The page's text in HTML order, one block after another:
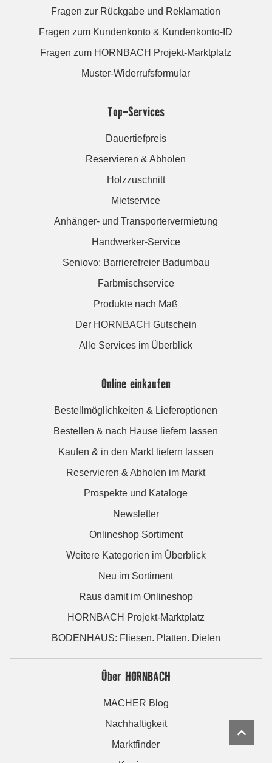
Fragen zur Rückgabe und Reklamation
Fragen zum Kundenkonto & Kundenkonto-ID
Fragen zum HORNBACH Projekt-Marktplatz
Muster-Widerrufsformular
Top-Services
Dauertiefpreis
Reservieren & Abholen
Holzzuschnitt
Mietservice
Anhänger- und Transportervermietung
Handwerker-Service
Seniovo: Barrierefreier Badumbau
Farbmischservice
Produkte nach Maß
Der HORNBACH Gutschein
Alle Services im Überblick
Online einkaufen
Bestellmöglichkeiten & Lieferoptionen
Bestellen & nach Hause liefern lassen
Kaufen & in den Markt liefern lassen
Reservieren & Abholen im Markt
Prospekte und Kataloge
Newsletter
Onlineshop Sortiment
Weitere Kategorien im Überblick
Neu im Sortiment
Raus damit im Onlineshop
HORNBACH Projekt-Marktplatz
BODENHAUS: Fliesen. Platten. Dielen
Über HORNBACH
MACHER Blog
Nachhaltigkeit
Marktfinder